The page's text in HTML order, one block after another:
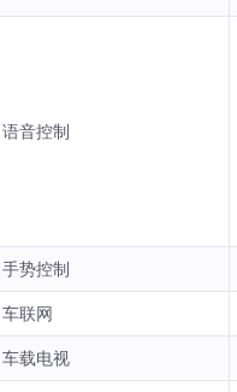
语音控制
手势控制
车联网
车载电视